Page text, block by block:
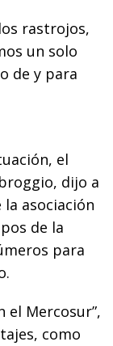
rastrojos,
un solo
de y para
el
dijo a
asociación
de la
para
el Mercosur”,
como